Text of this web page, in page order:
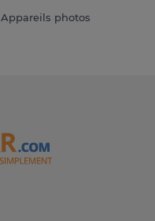
Appareils photos